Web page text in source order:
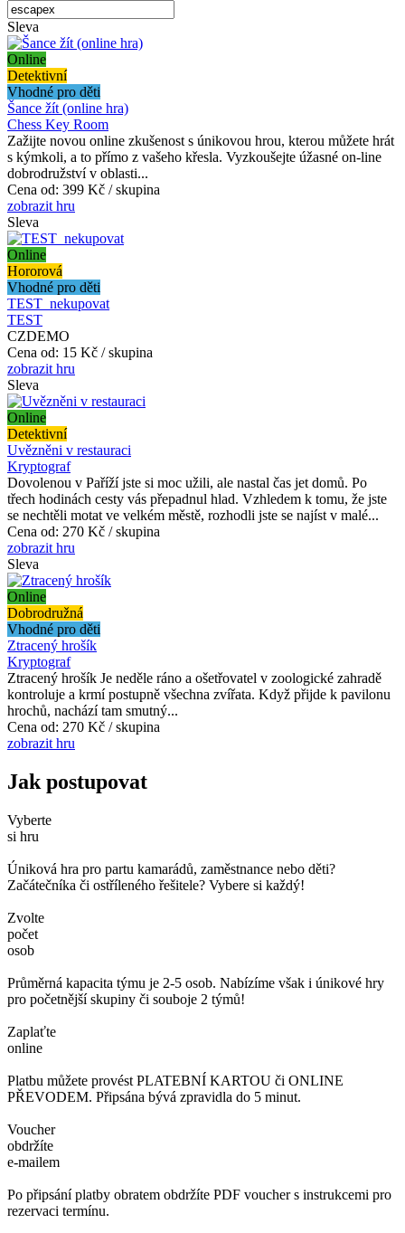
Sleva
Online
Detektivní
Vhodné pro děti
Šance žít (online hra)
Chess Key Room
Zažijte novou online zkušenost s únikovou hrou, kterou můžete hrát
s kýmkoli, a to přímo z vašeho křesla. Vyzkoušejte úžasné on-line
dobrodružství v oblasti...
Cena od: 399 Kč / skupina
zobrazit hru
Sleva
Online
Hororová
Vhodné pro děti
TEST_nekupovat
TEST
CZDEMO
Cena od: 15 Kč / skupina
zobrazit hru
Sleva
Online
Detektivní
Uvězněni v restauraci
Kryptograf
Dovolenou v Paříží jste si moc užili, ale nastal čas jet domů. Po
třech hodinách cesty vás přepadnul hlad. Vzhledem k tomu, že jste
se nechtěli motat ve velkém městě, rozhodli jste se najíst v malé...
Cena od: 270 Kč / skupina
zobrazit hru
Sleva
Online
Dobrodružná
Vhodné pro děti
Ztracený hrošík
Kryptograf
Ztracený hrošík Je neděle ráno a ošetřovatel v zoologické zahradě
kontroluje a krmí postupně všechna zvířata. Když přijde k pavilonu
hrochů, nachází tam smutný...
Cena od: 270 Kč / skupina
zobrazit hru
Jak postupovat
Vyberte
si hru
Úniková hra pro partu kamarádů, zaměstnance nebo děti?
Začátečníka či ostříleného řešitele? Vybere si každý!
Zvolte
počet
osob
Průměrná kapacita týmu je 2-5 osob. Nabízíme však i únikové hry
pro početnější skupiny či souboje 2 týmů!
Zaplaťte
online
Platbu můžete provést PLATEBNÍ KARTOU či ONLINE
PŘEVODEM. Připsána bývá zpravidla do 5 minut.
Voucher
obdržíte
e-mailem
Po připsání platby obratem obdržíte PDF voucher s instrukcemi pro
rezervaci termínu.